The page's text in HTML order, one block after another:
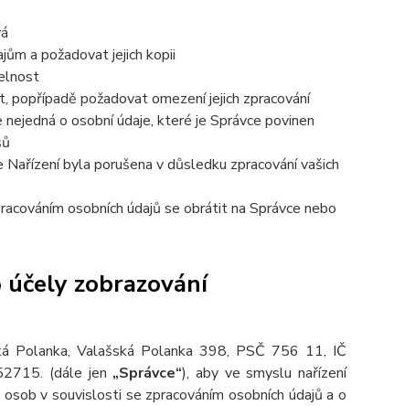
a požadovat jejich kopii
požadovat omezení jejich zpracování
o osobní údaje, které je Správce povinen
byla porušena v důsledku zpracování vašich
osobních údajů se obrátit na Správce nebo
zobrazování
Polanka, Valašská Polanka 398, PSČ 756 11, IČ
(dále jen „Správce“), aby ve smyslu nařízení
v souvislosti se zpracováním osobních údajů a o